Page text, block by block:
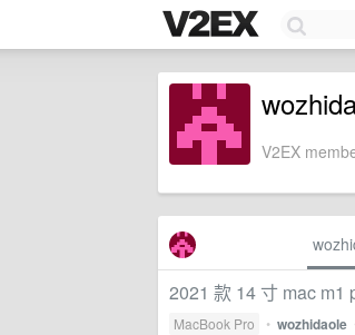
V2EX
2021 款 14 寸 mac m1
MacBook Pro • wozhidaole